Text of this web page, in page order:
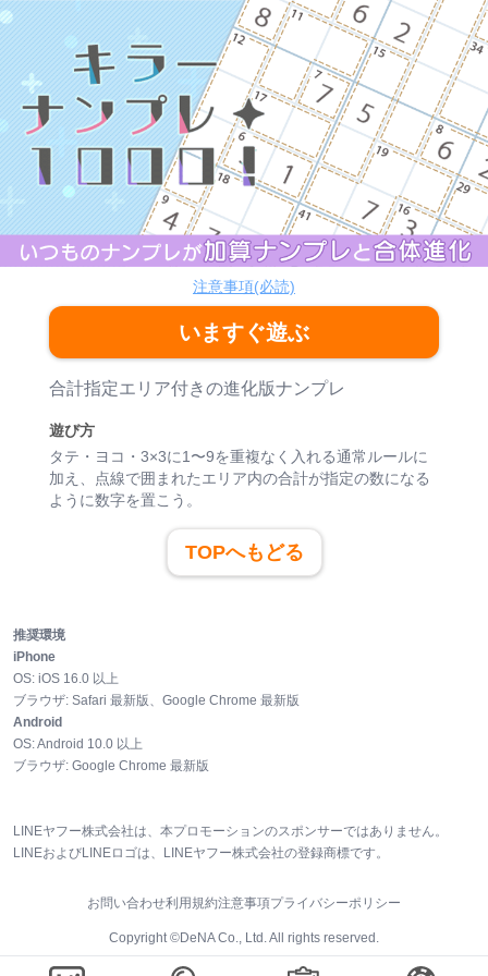
キラーナンプレ1000！
パズル
注意事項(必読)
いますぐ遊ぶ
ゲーム紹介
合計指定エリア付きの進化版ナンプレ
遊び方
タテ・ヨコ・3×3に1〜9を重複なく入れる通常ルールに
加え、点線で囲まれたエリア内の合計が指定の数になる
ように数字を置こう。
TOPへもどる
推奨環境
iPhone
OS: iOS 16.0 以上
ブラウザ: Safari 最新版、Google Chrome 最新版
Android
OS:Android 10.0 以上
ブラウザ: Google Chrome 最新版
LINEヤフー株式会社は、本プロモーションのスポンサーではありません。
LINEおよびLINEロゴは、LINEヤフー株式会社の登録商標です。
お問い合わせ利用規約注意事項プライバシーポリシー
Copyright ©DeNA Co., Ltd. All rights reserved.